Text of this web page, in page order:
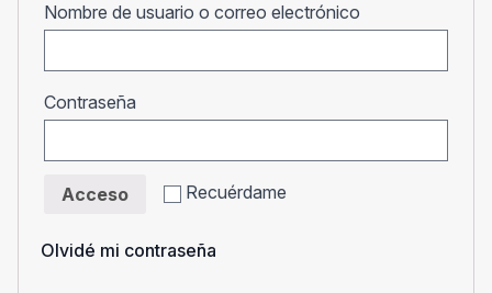
Nombre de usuario o correo electrónico
Contraseña
Recuérdame
Acceso
Olvidé mi contraseña